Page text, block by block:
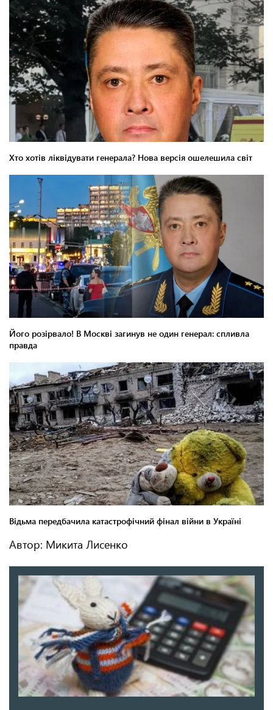
Автор: Микита Лисенко